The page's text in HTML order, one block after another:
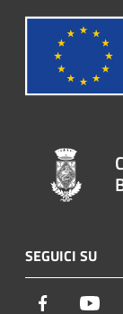
SEGUICI SU
Facebook